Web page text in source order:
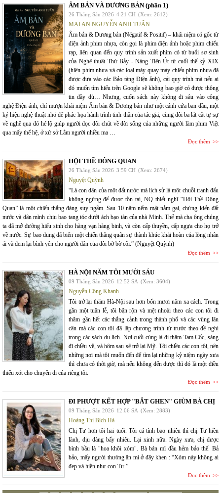
ÂM BẢN VÀ DƯƠNG BẢN (phần 1)
26 Tháng Sáu 2026 4:21 CH (Xem: 2612)
MAI AN NGUYỄN ANH TUẤN
Âm bản & Dương bản (Négatif & Positif) – khái niệm có gốc từ
điện ảnh phim nhựa, còn gọi là phim điện ảnh hoặc phim chiếu
rạp, liên quan đến quy trình sản xuất phim có từ buổi sơ sinh
của Nghệ thuật Thứ Bảy - Nàng Tiên Út từ cuối thế kỷ XIX
(hiện phim nhựa và các loại máy quay máy chiếu phim nhựa đã
được đưa vào các Bảo tàng Điện ảnh), cái quy trình mà nếu ai
đó muốn tìm hiểu trên Google sẽ không bao giờ có được thông
tin đầy đủ… Nhưng, cuốn sách này không đi sâu vào công
nghệ Điện ảnh, chỉ mượn khái niệm Âm bản & Dương bản như một cánh cửa ban đầu, một
ký hiệu nghệ thuật nhỏ để phác họa hành trình tinh thần của tác giả, cùng đôi ba lát cắt tự sự
về nghề qua đó hé lộ giúp người đọc đôi chút về đời sống của những người làm phim Việt
qua mấy thế hệ, ở xứ sở Lắm người nhiều ma …
Đọc thêm
HỘI THỀ ĐÔNG QUAN
26 Tháng Sáu 2026 3:59 CH (Xem: 2674)
Nguyệt Quỳnh
“Là con dân của một đất nước mà lịch sử là một chuỗi tranh đấu
không ngừng để được tồn tại, NQ thiết nghĩ “Hội Thề Đông
Quan” là một chiến thắng đáng suy ngẫm. Sau 10 năm nếm mật nằm gai, chứng kiến đất
nước và dân mình chịu bao tang tóc dưới ách bạo tàn của nhà Minh. Thế mà cha ông chúng
ta đã mở đường hiếu sinh cho hàng vạn hàng binh, và còn cấp thuyền, cấp ngựa cho họ trở
về nước. Sự bao dung đã biến một chiến thắng quân sự thành khúc khải hoàn của lòng nhân
ái và đem lại bình yên cho người dân của đôi bờ bờ cõi.” (Nguyệt Quỳnh)
Đọc thêm
HÀ NỘI NĂM TÔI MƯỜI SÁU
09 Tháng Sáu 2026 12:52 SA (Xem: 3604)
Nguyễn Công Khanh
Tôi trở lại thăm Hà-Nội sau hơn bốn mươi năm xa cách. Trong
gần một tuần lễ, tôi bận rộn và mệt nhoài theo các con tôi đi
thăm gần hết các thắng cảnh trong thành phố và các vùng lân
cận mà các con tôi đã lập chương trình từ trước theo đề nghị
trong các sách du lịch. Nơi cuối cùng là đi thăm Tam Cốc, sáng
đi chiều về, và hôm sau sẽ trở lại Mỹ. Tôi chiều các con tôi, nên
những nơi mà tôi muốn đến để tìm lại những kỷ niệm ngày xưa
thì chưa có thời giờ, mà nếu không đến được thì đó là một điều
thiếu xót cho chuyến đi của riêng tôi.
Đọc thêm
ĐI PHƯỢT KẾT HỢP "BẮT GHEN" GIÙM BÀ CHỊ
09 Tháng Sáu 2026 12:06 SA (Xem: 2883)
Hoàng Thị Bích Hà
Chị Tư hơn tôi hai tuổi. Tôi cá tính bao nhiêu thì chị Tư hiền
lành, dịu dàng bấy nhiêu. Lại xinh nữa. Ngày xưa, chị được
bình bầu là "hoa khôi xóm". Bà bán mì đầu hẻm bảo thế. Bả
bảo, mấy người thường ăn mì ở đây khen : “Xóm này không ai
đẹp và hiền như con Tư ”.
Đọc thêm